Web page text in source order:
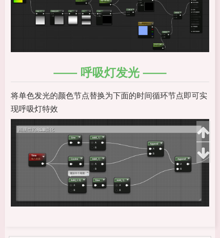
呼吸灯发光
将单色发光的颜色节点替换为下面的时间循环节点即可实
现呼吸灯特效